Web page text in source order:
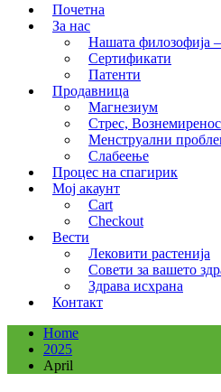
Почетна
За нас
Нашата филозофија
Сертификати
Патенти
Продавница
Магнезиум
Стрес,
Менструални
Слабеење
Процес на спагирик
Мој акаунт
Cart
Checkout
Вести
Лековити растенија
Совети за вашето
Здрава исхрана
Контакт
Home
2025
April